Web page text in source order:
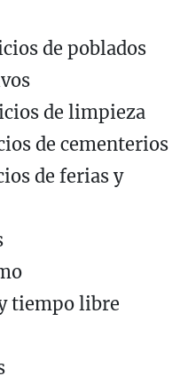
de poblados
de limpieza
de cementerios
de ferias y
tiempo libre